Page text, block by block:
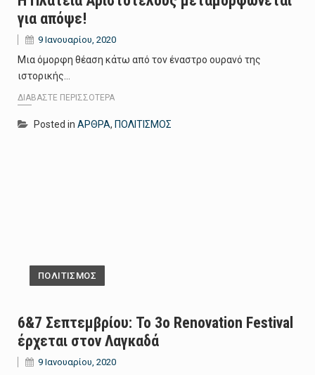
για απόψε!
9 Ιανουαρίου, 2020
Μια όμορφη θέαση κάτω από τον έναστρο ουρανό της
ιστορικής…
ΔΙΑΒΆΣΤΕ ΠΕΡΙΣΣΌΤΕΡΑ
Posted in ΑΡΘΡΑ, ΠΟΛΙΤΙΣΜΟΣ
ΠΟΛΙΤΙΣΜΟΣ
6&7 Σεπτεμβρίου: Το 3ο Renovation Festival
έρχεται στον Λαγκαδά
9 Ιανουαρίου, 2020